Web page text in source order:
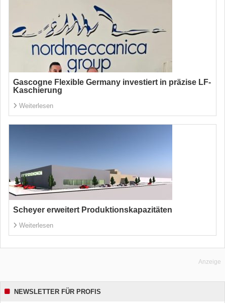
Gascogne Flexible Germany investiert in präzise LF-
Kaschierung
Weiterlesen
Scheyer erweitert Produktionskapazitäten
Weiterlesen
Anzeige
NEWSLETTER FÜR PROFIS